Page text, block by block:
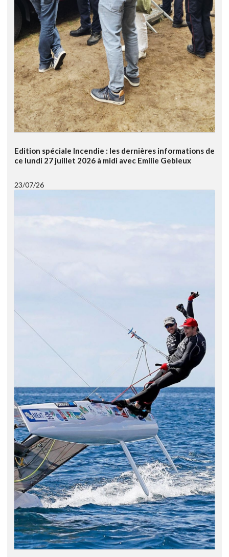
Edition spéciale Incendie : les dernières informations de
ce lundi 27 juillet 2026 à midi avec Emilie Gebleux
23/07/26